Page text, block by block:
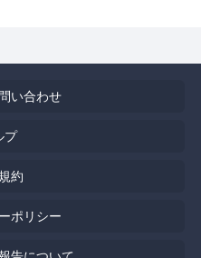
い合わせ
プ
約
ポリシー